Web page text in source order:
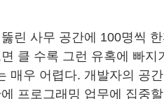
린 사무 공간에 100명씩
클 수록 그런 유혹에 빠지
매우 어렵다. 개발자의 공
프로그래밍 업무에 집중